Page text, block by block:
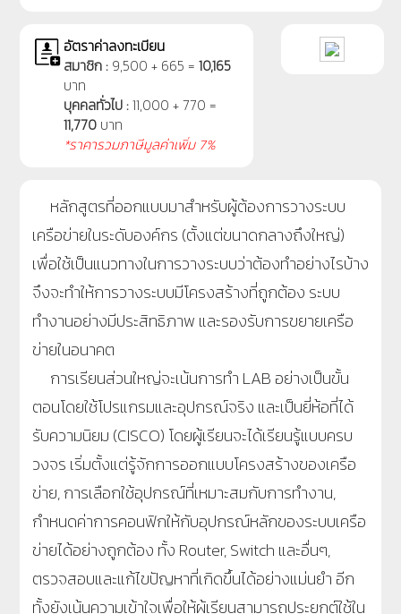
อัตราค่าลงทะเบียน
สมาชิก : 9,500 + 665 = 10,165
บาท
บุคคลทั่วไป :11,000 + 770 =
11,770 บาท
*ราคารวมภาษีมูลค่าเพิ่ม 7%
หลักสูตรที่ออกแบบมาสำหรับผู้ต้องการวางระบบ
เครือข่ายในระดับองค์กร (ตั้งแต่ขนาดกลางถึงใหญ่)
เพื่อใช้เป็นแนวทางในการวางระบบว่าต้องทำอย่างไรบ้าง
จึงจะทำให้การวางระบบมีโครงสร้างที่ถูกต้อง ระบบ
ทำงานอย่างมีประสิทธิภาพ และรองรับการขยายเครือ
ข่ายในอนาคต
การเรียนส่วนใหญ่จะเน้นการทำ LAB อย่างเป็นขั้น
ตอนโดยใช้โปรแกรมและอุปกรณ์จริง และเป็นยี่ห้อที่ได้
รับความนิยม (CISCO) โดยผู้เรียนจะได้เรียนรู้แบบครบ
วงจร เริ่มตั้งแต่รู้จักการออกแบบโครงสร้างของเครือ
ข่าย, การเลือกใช้อุปกรณ์ที่เหมาะสมกับการทำงาน,
กำหนดค่าการคอนฟิกให้กับอุปกรณ์หลักของระบบเครือ
ข่ายได้อย่างถูกต้อง ทั้ง Router, Switch และอื่นๆ,
ตรวจสอบและแก้ไขปัญหาที่เกิดขึ้นได้อย่างแม่นยำ อีก
ทั้งยังเน้นความเข้าใจเพื่อให้ผู้เรียนสามารถประยุกต์ใช้ใน